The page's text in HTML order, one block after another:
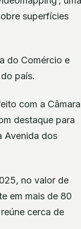
superfícies
do Comércio e
país.
com a Câmara
destaque para
Avenida dos
no valor de
em mais de 80
cerca de